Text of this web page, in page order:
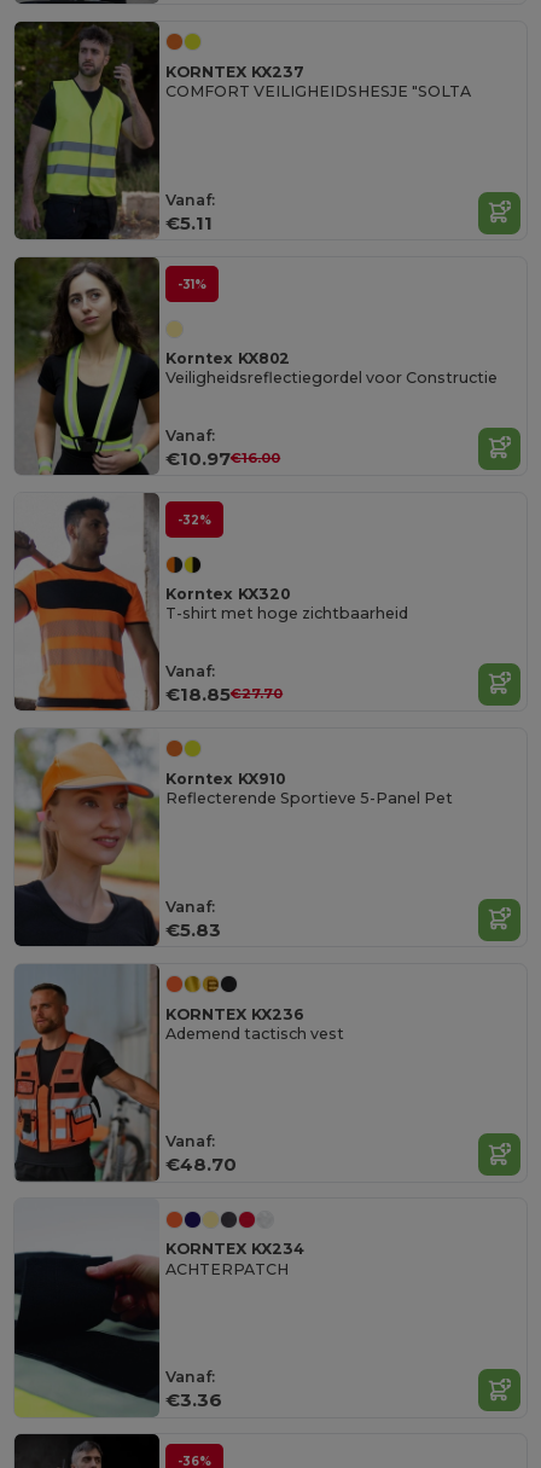
KORNTEX KX237
COMFORT VEILIGHEIDSHESJE "SOLTA
Vanaf:
€5.11
-31%
Korntex KX802
Veiligheidsreflectiegordel voor Constructie
Vanaf:
€10.97€16.00
-32%
Korntex KX320
T-shirt met hoge zichtbaarheid
Vanaf:
€18.85€27.70
Korntex KX910
Reflecterende Sportieve 5-Panel Pet
Vanaf:
€5.83
KORNTEX KX236
Ademend tactisch vest
Vanaf:
€48.70
KORNTEX KX234
ACHTERPATCH
Vanaf:
€3.36
-36%